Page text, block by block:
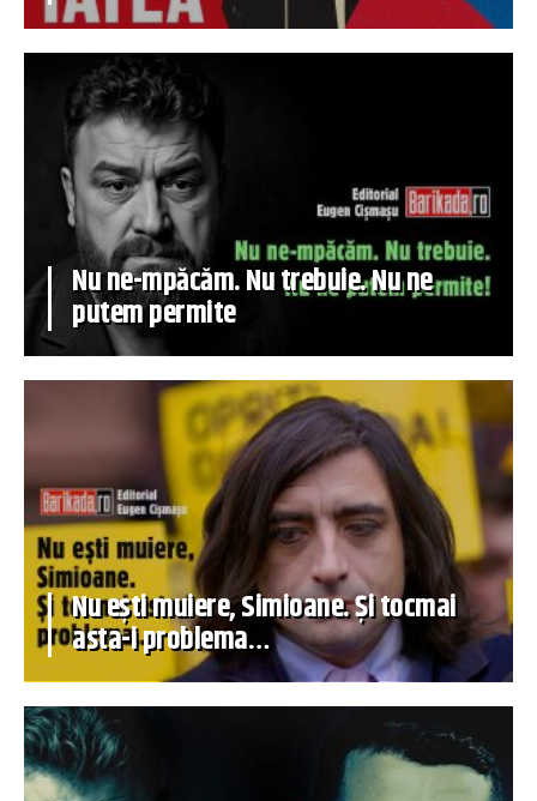
Nu ne-mpăcăm. Nu trebuie. Nu ne
putem permite
Nu ești muiere, Simioane. Și tocmai
asta-i problema…